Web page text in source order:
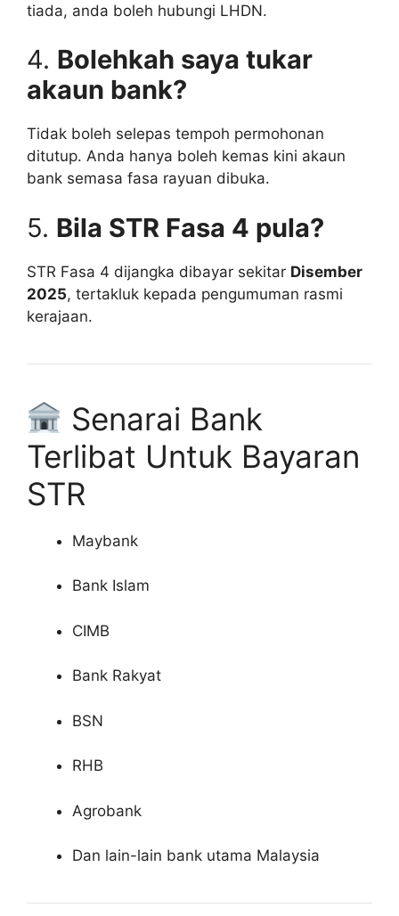
tiada, anda boleh hubungi LHDN.
4. Bolehkah saya tukar
akaun bank?
Tidak boleh selepas tempoh permohonan
ditutup. Anda hanya boleh kemas kini akaun
bank semasa fasa rayuan dibuka.
5. Bila STR Fasa 4 pula?
STR Fasa 4 dijangka dibayar sekitar Disember
2025, tertakluk kepada pengumuman rasmi
kerajaan.
Senarai Bank
Terlibat Untuk Bayaran
STR
Maybank
Bank Islam
CIMB
Bank Rakyat
BSN
RHB
Agrobank
Dan lain-lain bank utama Malaysia